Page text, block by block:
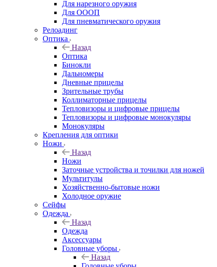
Для нарезного оружия
Для ОООП
Для пневматического оружия
Релоадинг
Оптика
Назад
Оптика
Бинокли
Дальномеры
Дневные прицелы
Зрительные трубы
Коллиматорные прицелы
Тепловизоры и цифровые прицелы
Тепловизоры и цифровые монокуляры
Монокуляры
Крепления для оптики
Ножи
Назад
Ножи
Заточные устройства и точилки для ножей
Мультитулы
Хозяйственно-бытовые ножи
Холодное оружие
Сейфы
Одежда
Назад
Одежда
Аксессуары
Головные уборы
Назад